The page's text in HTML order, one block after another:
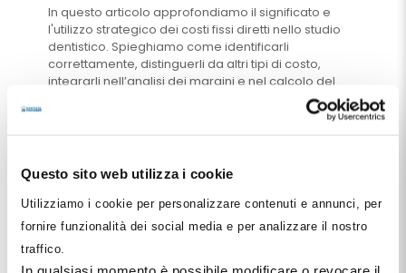
Questo sito web utilizza i cookie
Utilizziamo i cookie per personalizzare contenuti e annunci, per
fornire funzionalità dei social media e per analizzare il nostro
traffico.
In qualsiasi momento è possibile modificare o revocare il
In questo articolo approfondiamo il significato e
l'utilizzo strategico dei costi fissi diretti nello studio
dentistico. Spieghiamo come identificarli
correttamente, distinguerli da altri tipi di costo,
integrarli nell’analisi dei margini e nel calcolo del
break-even di branca. Attraverso esempi concreti e
simulazioni numeriche, mostriamo come questi
orientare le scelte aziendali nel breve e nel lungo
periodo. Un capitolo è dedicato anche alla strategia
d’impresa: perché, in certi casi, è sensato sostenere
una branca in perdita per conquistare quote di
mercato e generare valore futuro.